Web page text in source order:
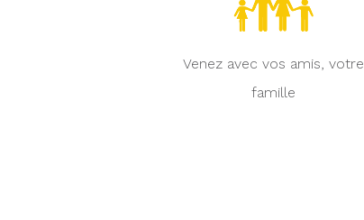
Venez avec vos amis, votre
famille